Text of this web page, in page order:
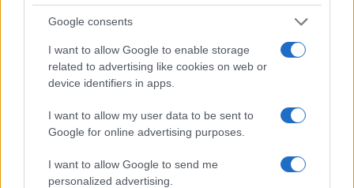
Google consents
I want to allow Google to enable storage
related to advertising like cookies on web or
device identifiers in apps.
I want to allow my user data to be sent to
Google for online advertising purposes.
I want to allow Google to send me
personalized advertising.
της υψηλής ψύξης που φτάνει στους -30 βαθμούς
κελσίου το προϊόν παγώνει, ενώ αργότερα μέσω της
εξάτμισης του πάγου το προϊόν οδηγείται σε μια νέα
κατάσταση όπου μπορεί να μετατραπεί σε σκόνη.
Πρόκειται για μια διαδικασία σύνθετη η οποία σύμφωνα
εξειδίκευση ώστε να μπορέσουν τα superfoods να
μετατραπούν σε σκόνη.